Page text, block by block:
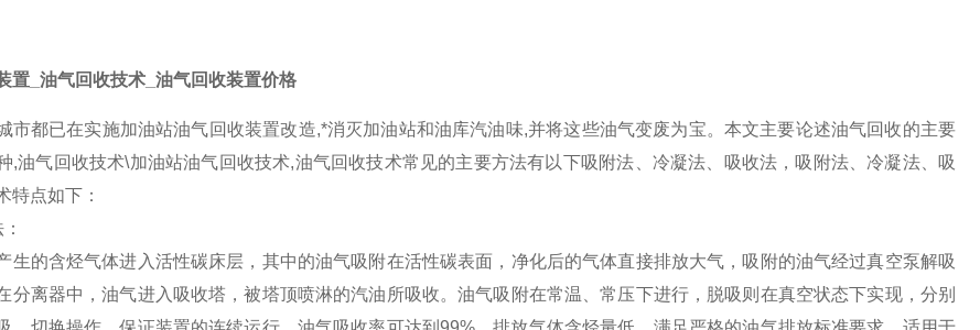
置_油气回收技术_油气回收装置价格
市都已在实施加油站油气回收装置改造,*消灭加油站和油库汽油味,并将这些油气变废为宝。本文主要论述油气回收的主要
,油气回收技术\加油站油气回收技术,油气回收技术常见的主要方法有以下吸附法、冷凝法、吸收法，吸附法、冷凝法、吸
特点如下：
的含烃气体进入活性碳床层，其中的油气吸附在活性碳表面，净化后的气体直接排放大气，吸附的油气经过真空泵解吸
分离器中，油气进入吸收塔，被塔顶喷淋的汽油所吸收。油气吸附在常温、常压下进行，脱吸则在真空状态下实现，分别